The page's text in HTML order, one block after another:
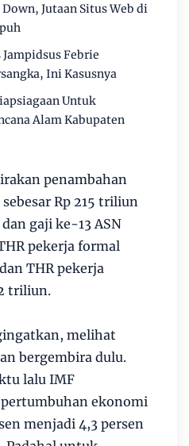
Jutaan Situs Web di
Febrie
Ini Kasusnya
Untuk
Alam Kabupaten
penambahan
Rp 215 triliun
gaji ke-13 ASN
pekerja formal
THR pekerja
triliun.
melihat
bergembira dulu.
lalu IMF
ekonomi
menjadi 4,3 persen